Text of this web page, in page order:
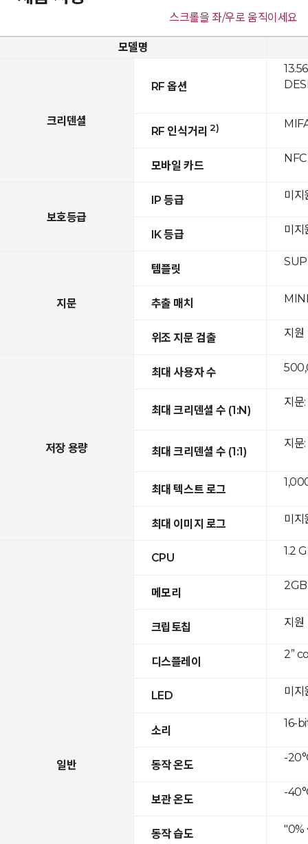
스크롤을 좌/우로 움직이세요
모델명
크리덴셜
RF 옵션
RF 인식거리 2)
모바일 카드
보호등급
IP 등급
IK 등급
지문
템플릿
추출 매치
위조 지문 검출
저장 용량
최대 사용자 수
최대 크리덴셜 수 (1:N)
최대 크리덴셜 수 (1:1)
최대 텍스트 로그
최대 이미지 로그
일반
CPU
메모리
크립토칩
디스플레이
LED
소리
동작 온도
보관 온도
동작 습도
NFC
미지
미지
지원
지
지
미지
1.2
지원
2”
미지
16-
-
-
"0%